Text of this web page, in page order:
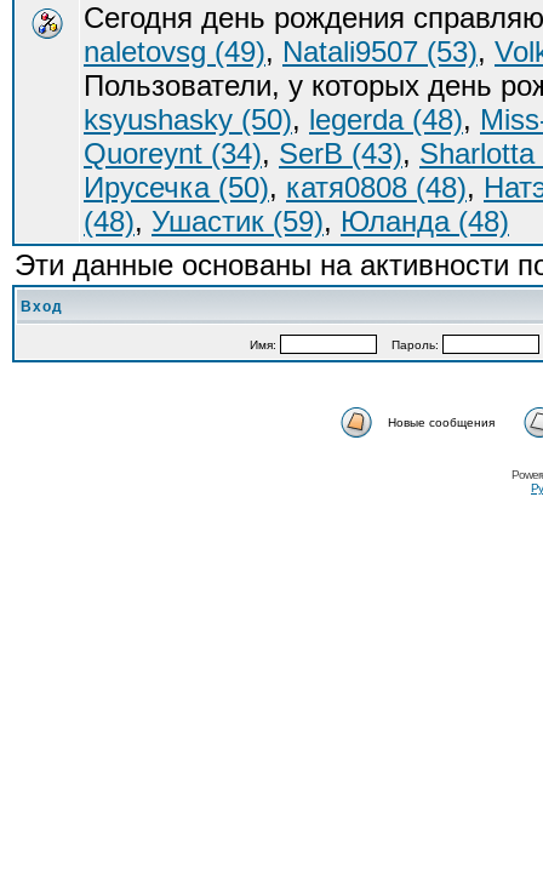
Сегодня день рождения
naletovsg (49), Natali9507 (53),
Пользователи, у которых день
ksyushasky (50), legerda (48),
Quoreynt (34), SerB (43), Sharlotta
Ирусечка (50), катя0808 (48),
(48), Ушастик (59), Юланда (48)
Эти данные основаны на активности
Вход
Имя: Пароль:
Новые сообщения